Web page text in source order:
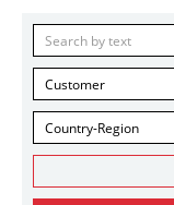
Customer
Country-Region